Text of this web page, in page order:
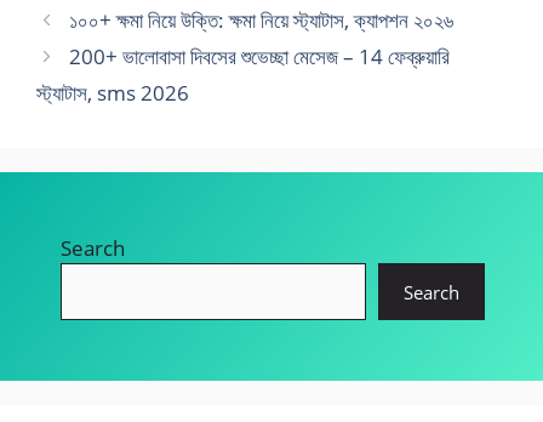
১০০+ ক্ষমা নিয়ে উক্তি: ক্ষমা নিয়ে স্ট্যাটাস, ক্যাপশন ২০২৬
200+ ভালোবাসা দিবসের শুভেচ্ছা মেসেজ – 14 ফেব্রুয়ারি
স্ট্যাটাস, sms 2026
Search
Search